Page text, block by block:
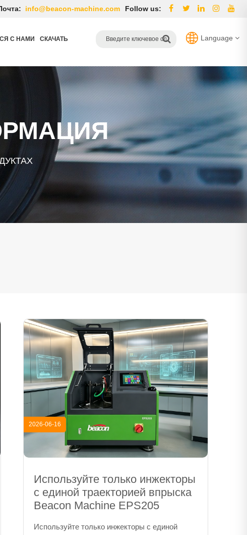
Follow us:
info@beacon-machine.com
С НАМИ СКАЧАТЬ Language
2026-06-16
Используйте только инжекторы
с единой траекторией впрыска
Beacon Machine EPS205
Используйте только инжекторы с единой